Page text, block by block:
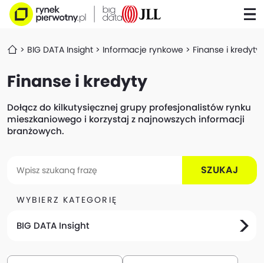
BIG DATA Insight Informacje rynkowe Finanse i kredyty
Finanse i kredyty
Dołącz do kilkutysięcznej grupy profesjonalistów rynku
mieszkaniowego i korzystaj z najnowszych informacji
branżowych.
SZUKAJ
WYBIERZ KATEGORIĘ
BIG DATA Insight